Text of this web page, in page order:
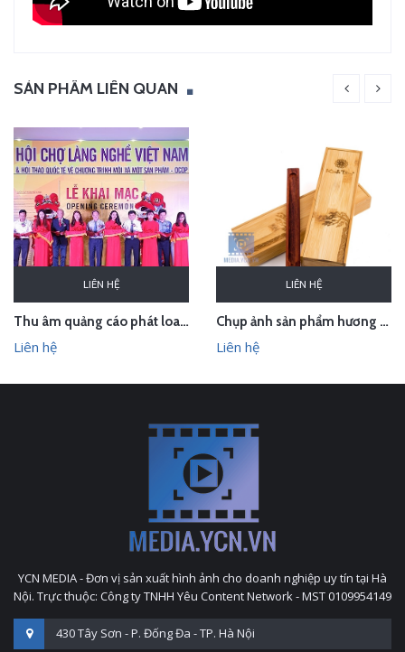
SẢN PHẨM LIÊN QUAN
LIÊN HỆ
Thu âm quảng cáo phát loa cho Hội chợ Làng nghề VN 2018
Liên hệ
LIÊN HỆ
Chụp ảnh sản phẩm hương trầm Hương Xưa - Kính Tâm trong studio Hà Nội
Liên hệ
YCN MEDIA - Đơn vị sản xuất hình ảnh cho doanh nghiệp uy tín tại Hà
Nội. Trực thuộc: Công ty TNHH Yêu Content Network - MST 0109954149
430 Tây Sơn - P. Đống Đa - TP. Hà Nội